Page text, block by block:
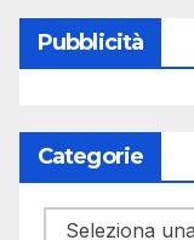
Pubblicità
Categorie
Categorie